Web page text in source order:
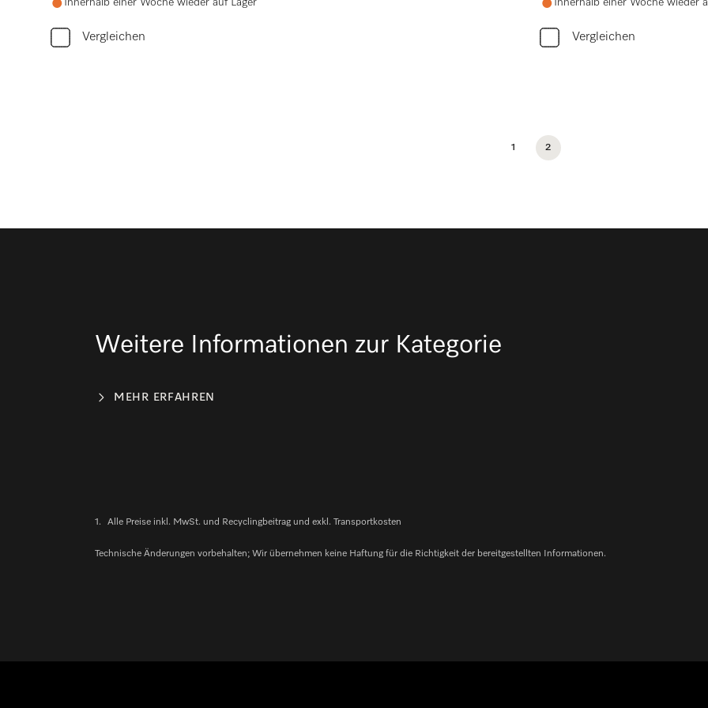
Innerhalb einer Woche wieder auf Lager
Vergleichen
Innerhalb einer Woche wieder
Vergleichen
1 2
Weitere Informationen zur Kategorie
MEHR ERFAHREN
1. Alle Preise inkl. MwSt. und Recyclingbeitrag und exkl. Transportkosten
Technische Änderungen vorbehalten; Wir übernehmen keine Haftung für die Richtigkeit der bereitgestellten Informationen.